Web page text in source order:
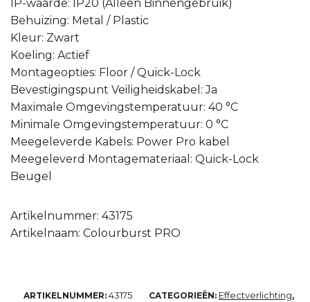
IP-waarde: IP20 (Alleen Binnengebruik)
Behuizing: Metal / Plastic
Kleur: Zwart
Koeling: Actief
Montageopties: Floor / Quick-Lock
Bevestigingspunt Veiligheidskabel: Ja
Maximale Omgevingstemperatuur: 40 °C
Minimale Omgevingstemperatuur: 0 °C
Meegeleverde Kabels: Power Pro kabel
Meegeleverd Montagemateriaal: Quick-Lock
Beugel
Artikelnummer: 43175
Artikelnaam: Colourburst PRO
ARTIKELNUMMER: 43175 CATEGORIEËN: Effectverlichting,